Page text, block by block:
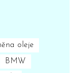
oleje
BMW